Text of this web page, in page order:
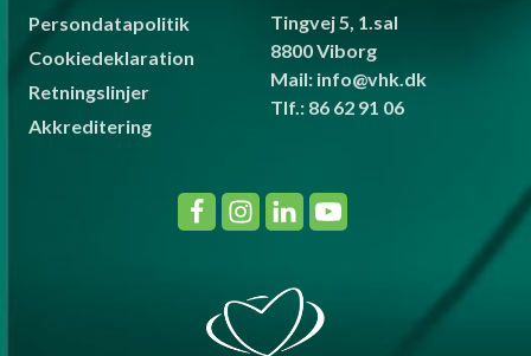
Persondatapolitik
Cookiedeklaration
Retningslinjer
Akkreditering
Tingvej 5, 1.sal
8800 Viborg
Mail: info@vhk.dk
Tlf.: 86 62 91 06